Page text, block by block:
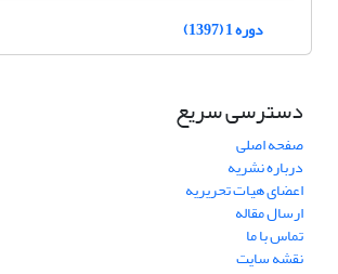
دوره 1 (1397)
دسترسی سریع
صفحه اصلی
درباره نشریه
اعضای هیات تحریریه
ارسال مقاله
تماس با ما
نقشه سایت